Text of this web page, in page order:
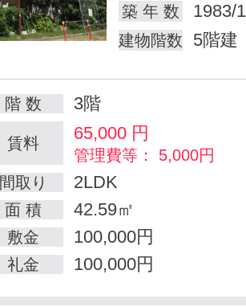
築 年 数
1983/
建物階数 5階建
階 数 3階
賃料 65,000 円
管理費等： 5,000円
間取り
2LDK
面 積 42.59㎡
敷金 100,000円
礼金 100,000円